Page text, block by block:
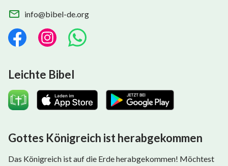
info@bibel-de.org
Leichte Bibel
Gottes Königreich ist herabgekommen
Das Königreich ist auf die Erde herabgekommen! Möchtest